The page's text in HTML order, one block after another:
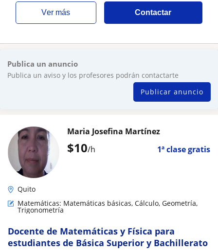
ver más Contactar
Publica un anuncio
Publica un aviso y los profesores podrán contactarte
Publicar anuncio
$10/h 1ª clase gratis
Maria Josefina Martínez
Quito
Matemáticas: Matemáticas básicas, Cálculo, Geometría,
Trigonometría
Docente de Matemáticas y Física para
estudiantes de Básica Superior y Bachillerato